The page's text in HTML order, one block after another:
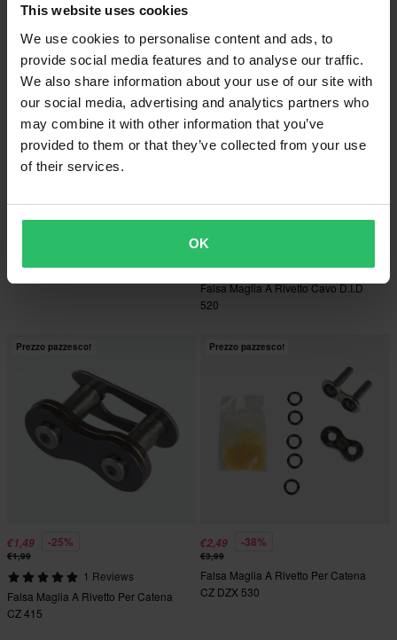
This website uses cookies
We use cookies to personalise content and ads, to
provide social media features and to analyse our traffic.
We also share information about your use of our site with
our social media, advertising and analytics partners who
may combine it with other information that you’ve
provided to them or that they’ve collected from your use
of their services.
OK
Prezzo pazzesco!
Falsa Maglia A Clip ProX 428MX
Prezzo pazzesco!
€2,99
12 Reviews
Falsa Maglia A Rivetto Cavo D.I.D
520
Prezzo pazzesco!
€1,49 -25%
€1,99
1 Reviews
Falsa Maglia A Rivetto Per Catena
CZ 415
Prezzo pazzesco!
€2,49 -38%
€3,99
Falsa Maglia A Rivetto Per Catena
CZ DZX 530